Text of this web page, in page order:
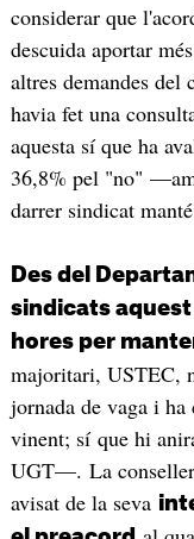
considerar que
descuida aportar
altres demandes del
havia fet una
aquesta sí que ha
36,8% pel "no"
darrer sindicat
Des del
sindicats
hores per
majoritari, USTEC,
jornada de vaga i ha
vinent; sí que hi
UGT—. La
avisat de la seva